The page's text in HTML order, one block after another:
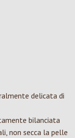
delicata di
bilanciata
non secca la pelle